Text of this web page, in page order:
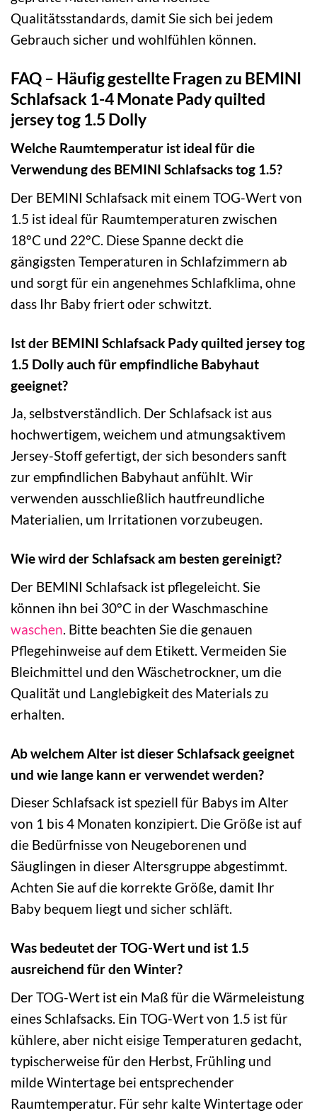
Qualitätsstandards, damit Sie sich bei jedem
Gebrauch sicher und wohlfühlen können.
FAQ – Häufig gestellte Fragen zu BEMINI
Schlafsack 1-4 Monate Pady quilted
jersey tog 1.5 Dolly
Welche Raumtemperatur ist ideal für die
Verwendung des BEMINI Schlafsacks tog 1.5?
Der BEMINI Schlafsack mit einem TOG-Wert von
1.5 ist ideal für Raumtemperaturen zwischen
18°C und 22°C. Diese Spanne deckt die
gängigsten Temperaturen in Schlafzimmern ab
und sorgt für ein angenehmes Schlafklima, ohne
dass Ihr Baby friert oder schwitzt.
Ist der BEMINI Schlafsack Pady quilted jersey tog
1.5 Dolly auch für empfindliche Babyhaut
geeignet?
Ja, selbstverständlich. Der Schlafsack ist aus
hochwertigem, weichem und atmungsaktivem
Jersey-Stoff gefertigt, der sich besonders sanft
zur empfindlichen Babyhaut anfühlt. Wir
verwenden ausschließlich hautfreundliche
Materialien, um Irritationen vorzubeugen.
Wie wird der Schlafsack am besten gereinigt?
Der BEMINI Schlafsack ist pflegeleicht. Sie
können ihn bei 30°C in der Waschmaschine
waschen. Bitte beachten Sie die genauen
Pflegehinweise auf dem Etikett. Vermeiden Sie
Bleichmittel und den Wäschetrockner, um die
Qualität und Langlebigkeit des Materials zu
erhalten.
Ab welchem Alter ist dieser Schlafsack geeignet
und wie lange kann er verwendet werden?
Dieser Schlafsack ist speziell für Babys im Alter
von 1 bis 4 Monaten konzipiert. Die Größe ist auf
die Bedürfnisse von Neugeborenen und
Säuglingen in dieser Altersgruppe abgestimmt.
Achten Sie auf die korrekte Größe, damit Ihr
Baby bequem liegt und sicher schläft.
Was bedeutet der TOG-Wert und ist 1.5
ausreichend für den Winter?
Der TOG-Wert ist ein Maß für die Wärmeleistung
eines Schlafsacks. Ein TOG-Wert von 1.5 ist für
kühlere, aber nicht eisige Temperaturen gedacht,
typischerweise für den Herbst, Frühling und
milde Wintertage bei entsprechender
Raumtemperatur. Für sehr kalte Wintertage oder